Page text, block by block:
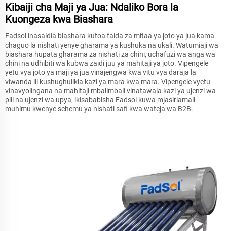
Kibaiji cha Maji ya Jua: Ndaliko Bora la
Kuongeza kwa Biashara
Fadsol inasaidia biashara kutoa faida za mitaa ya joto ya jua kama
chaguo la nishati yenye gharama ya kushuka na ukali. Watumiaji wa
biashara hupata gharama za nishati za chini, uchafuzi wa anga wa
chini na udhibiti wa kubwa zaidi juu ya mahitaji ya joto. Vipengele
yetu vya joto ya maji ya jua vinajengwa kwa vitu vya daraja la
viwanda ili kushughulikia kazi ya mara kwa mara. Vipengele vyetu
vinavyolingana na mahitaji mbalimbali vinatawala kazi ya ujenzi wa
pili na ujenzi wa upya, ikisababisha Fadsol kuwa mjasiriamali
muhimu kwenye sehemu ya nishati safi kwa wateja wa B2B.